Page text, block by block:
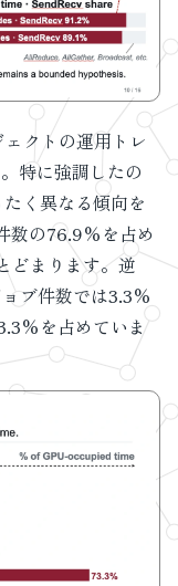
クトの運用トレ
特に強調したの
く異なる傾向を
数の76.9%を占め
どまります。逆
ブ件数では3.3%
を占めていま